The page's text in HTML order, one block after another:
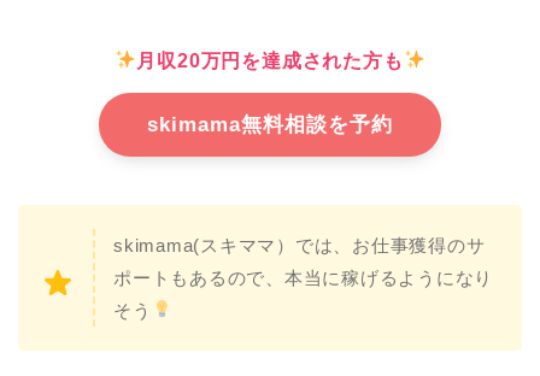
月収20万円を達成された方も
skimama無料相談を予約
skimama(スキママ）では、お仕事獲得のサ
ポートもあるので、本当に稼げるようになり
そう